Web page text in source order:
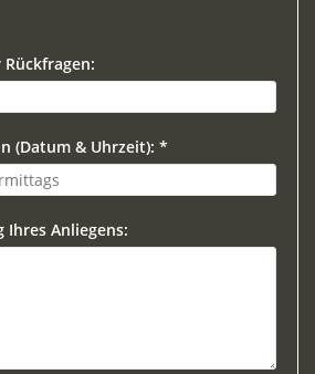
(Datum & Uhrzeit): *
Ihres Anliegens: